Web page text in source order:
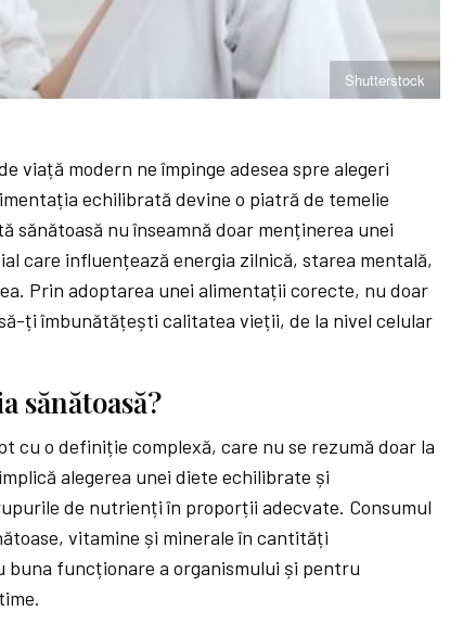
Shutterstock
viață modern ne împinge adesea spre alegeri
echilibrată devine o piatră de temelie
sănătoasă nu înseamnă doar menținerea unei
care influențează energia zilnică, starea mentală,
Prin adoptarea unei alimentații corecte, nu doar
ți îmbunătățești calitatea vieții, de la nivel celular
sănătoasă?
cu o definiție complexă, care nu se rezumă doar la
alegerea unei diete echilibrate și
de nutrienți în proporții adecvate. Consumul
vitamine și minerale în cantități
funcționare a organismului și pentru